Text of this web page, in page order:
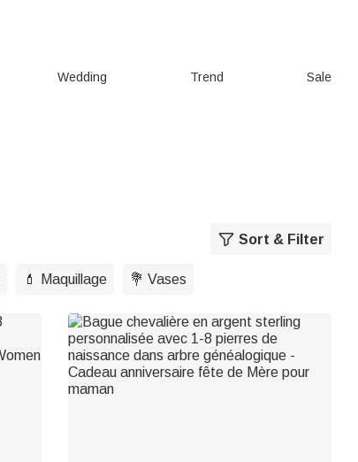
Wedding Trend Sale
Sort & Filter
💄 Maquillage 💐 Vases